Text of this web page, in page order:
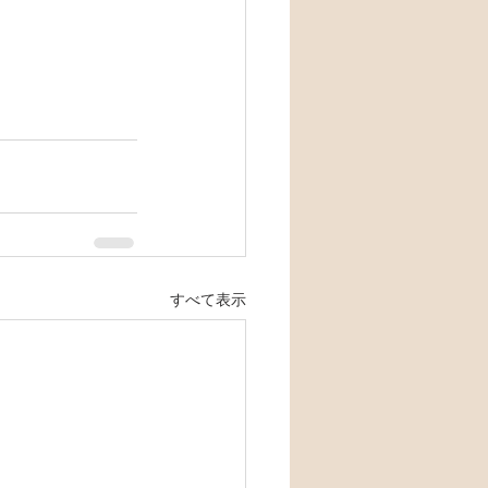
すべて表示